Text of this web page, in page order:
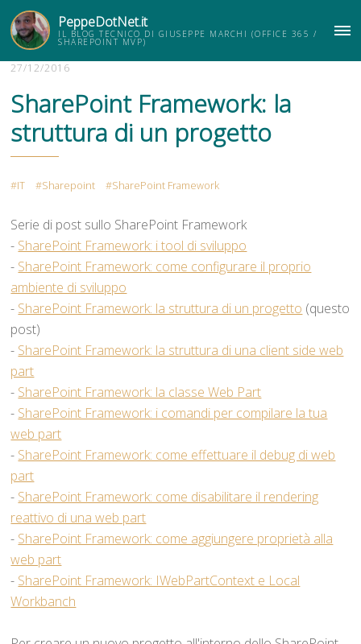
PeppeDotNet.it
IL BLOG TECNICO DI GIUSEPPE MARCHI (OFFICE 365 /
SHAREPOINT MVP)
27/12/2016
SharePoint Framework: la
struttura di un progetto
IT Sharepoint SharePoint Framework
Serie di post sullo SharePoint Framework
- SharePoint Framework: i tool di sviluppo
- SharePoint Framework: come configurare il proprio
ambiente di sviluppo
- SharePoint Framework: la struttura di un progetto (questo
post)
- SharePoint Framework: la struttura di una client side web
part
- SharePoint Framework: la classe Web Part
- SharePoint Framework: i comandi per compilare la tua
web part
- SharePoint Framework: come effettuare il debug di web
part
- SharePoint Framework: come disabilitare il rendering
reattivo di una web part
- SharePoint Framework: come aggiungere proprietà alla
web part
- SharePoint Framework: IWebPartContext e Local
Workbanch